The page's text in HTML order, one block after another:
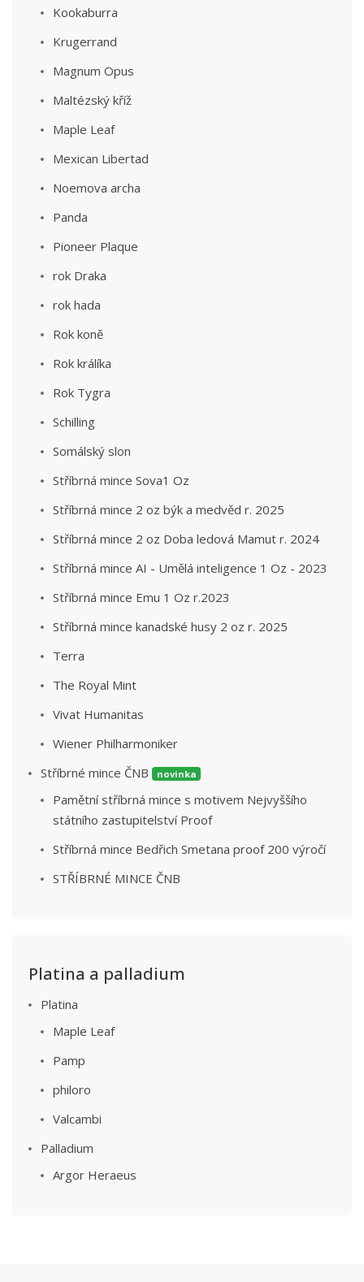
Kookaburra
Krugerrand
Magnum Opus
Maltézský kříž
Maple Leaf
Mexican Libertad
Noemova archa
Panda
Pioneer Plaque
rok Draka
rok hada
Rok koně
Rok králíka
Rok Tygra
Schilling
Somálský slon
Stříbrná mince Sova1 Oz
Stříbrná mince 2 oz býk a medvěd r. 2025
Stříbrná mince 2 oz Doba ledová Mamut r. 2024
Stříbrná mince AI - Umělá inteligence 1 Oz - 2023
Stříbrná mince Emu 1 Oz r.2023
Stříbrná mince kanadské husy 2 oz r. 2025
Terra
The Royal Mint
Vivat Humanitas
Wiener Philharmoniker
Stříbrné mince ČNB
novinka
Pamětní stříbrná mince s motivem Nejvyššího
státního zastupitelství Proof
Stříbrná mince Bedřich Smetana proof 200 výročí
STŘÍBRNÉ MINCE ČNB
Platina a palladium
Platina
Maple Leaf
Pamp
philoro
Valcambi
Palladium
Argor Heraeus